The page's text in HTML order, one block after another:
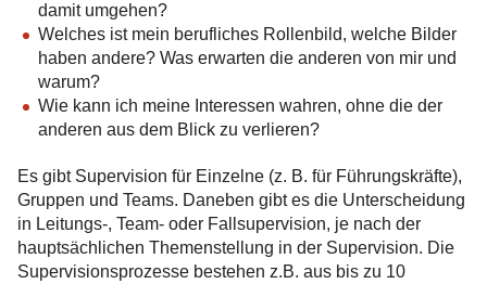
damit umgehen?
Welches ist mein berufliches Rollenbild, welche Bilder
haben andere? Was erwarten die anderen von mir und
warum?
Wie kann ich meine Interessen wahren, ohne die der
anderen aus dem Blick zu verlieren?
Es gibt Supervision für Einzelne (z. B. für Führungskräfte),
Gruppen und Teams. Daneben gibt es die Unterscheidung
in Leitungs-, Team- oder Fallsupervision, je nach der
hauptsächlichen Themenstellung in der Supervision. Die
Supervisionsprozesse bestehen z.B. aus bis zu 10